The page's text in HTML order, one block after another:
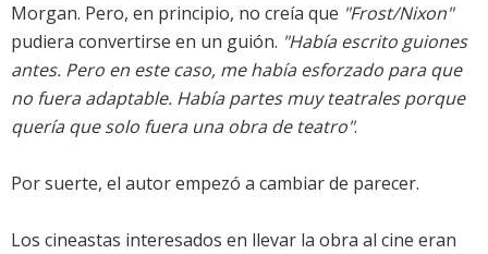
Morgan. Pero, en principio, no creía que "Frost/Nixon"
pudiera convertirse en un guión. "Había escrito guiones
antes. Pero en este caso, me había esforzado para que
no fuera adaptable. Había partes muy teatrales porque
quería que solo fuera una obra de teatro".
Por suerte, el autor empezó a cambiar de parecer.
Los cineastas interesados en llevar la obra al cine eran